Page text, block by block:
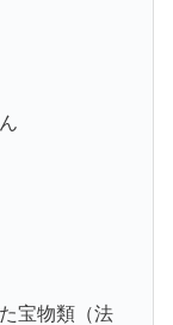
宝物類（法